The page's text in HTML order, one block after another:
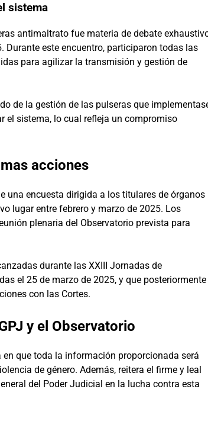
sistema
antimaltrato fue materia de debate
Durante este encuentro, participaron todas las
para agilizar la transmisión y gestión de
de la gestión de las pulseras que
el sistema, lo cual refleja un compromiso
acciones
una encuesta dirigida a los titulares de órganos
lugar entre febrero y marzo de 2025. Los
plenaria del Observatorio prevista para
durante las XXIII Jornadas de
el 25 de marzo de 2025, y que posteriormente
con las Cortes.
y el Observatorio
que toda la información proporcionada será
de género. Además, reitera el firme y leal
del Poder Judicial en la lucha contra esta